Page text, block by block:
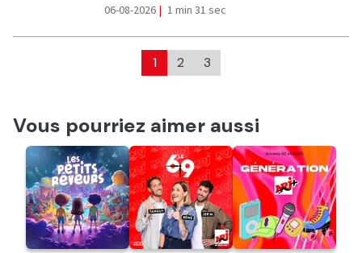
06-08-2026 | 1 min 31 sec
1 2 3
Vous pourriez aimer aussi